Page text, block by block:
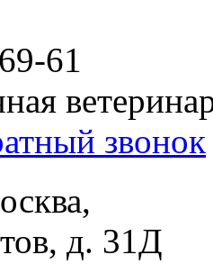
61
звонок
д. 31Д